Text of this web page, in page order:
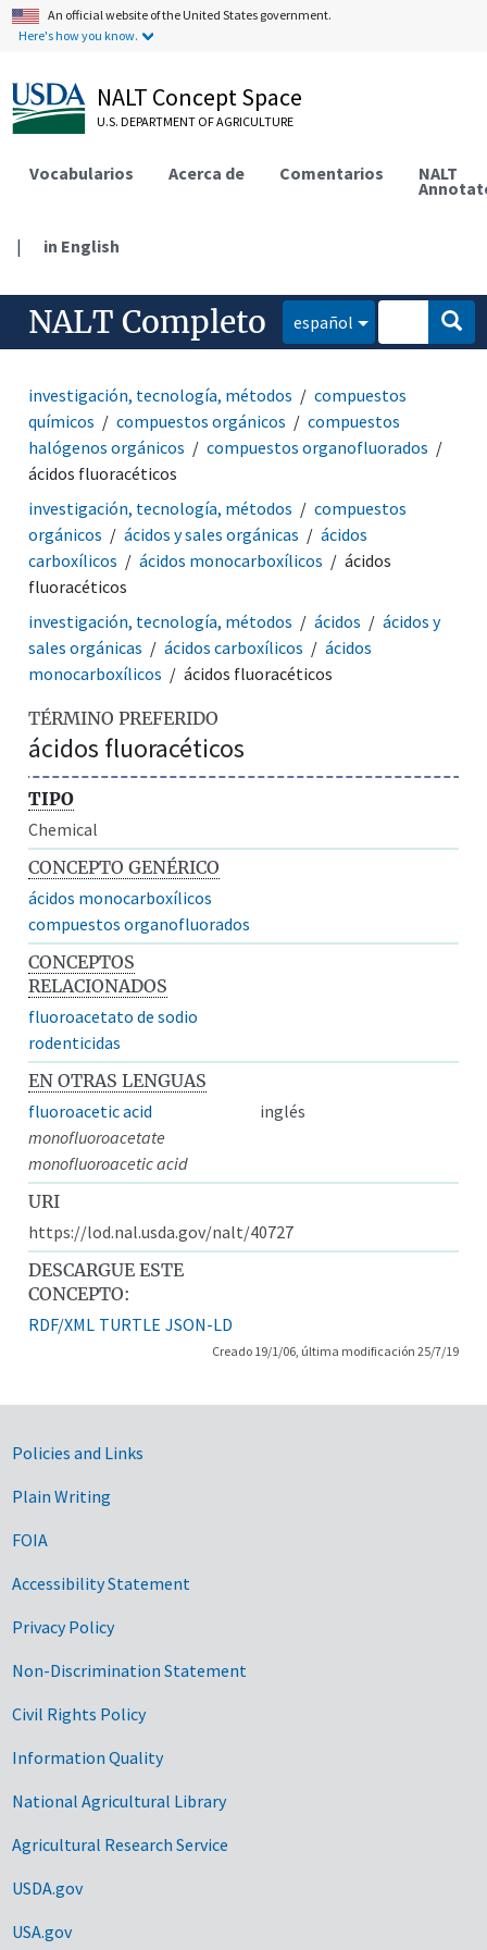
An official website of the United States government.
Here's how you know.
NALT Concept Space
U.S. DEPARTMENT OF AGRICULTURE
Vocabularios Acerca de Comentarios NALT
| in English
NALT Completo español
investigación, tecnología, métodos
compuestos
químicos
compuestos orgánicos
compuestos
halógenos orgánicos
compuestos organofluorados
ácidos fluoracéticos
investigación, tecnología, métodos
compuestos
orgánicos
ácidos y sales orgánicas
ácidos
carboxílicos
ácidos monocarboxílicos
ácidos
fluoracéticos
investigación, tecnología, métodos
ácidos
ácidos y
sales orgánicas
ácidos carboxílicos
ácidos
monocarboxílicos
ácidos fluoracéticos
TÉRMINO PREFERIDO
ácidos fluoracéticos
TIPO
Chemical
CONCEPTO GENÉRICO
ácidos monocarboxílicos
compuestos organofluorados
CONCEPTOS
RELACIONADOS
fluoroacetato de sodio
rodenticidas
EN OTRAS LENGUAS
fluoroacetic acid
inglés
monofluoroacetate
monofluoroacetic acid
URI
https://lod.nal.usda.gov/nalt/40727
DESCARGUE ESTE
CONCEPTO:
RDF/XML TURTLE JSON-LD
Creado 19/1/06, última modificación 25/7/19
Government Links
Policies and Links
Plain Writing
FOIA
Accessibility Statement
Privacy Policy
Non-Discrimination Statement
Civil Rights Policy
Information Quality
National Agricultural Library
Agricultural Research Service
USDA.gov
USA.gov